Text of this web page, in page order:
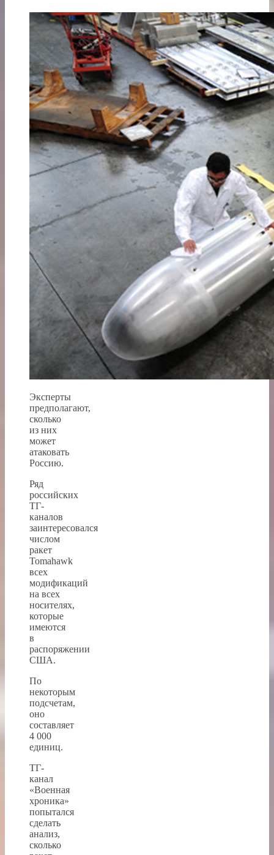
Эксперты
предполагают,
сколько
из них
может
атаковать
Россию.
Ряд
российских
ТГ-
каналов
заинтересовался
числом
ракет
Tomahawk
всех
модификаций
на всех
носителях,
которые
имеются
в
распоряжении
США.
По
некоторым
подсчетам,
оно
составляет
4 000
единиц.
ТГ-
канал
«Военная
хроника»
попытался
сделать
анализ,
сколько